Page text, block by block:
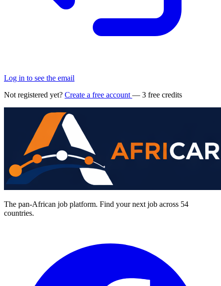
Log in to see the email
Not registered yet? Create a free account — 3 free credits
The pan-African job platform. Find your next job across 54
countries.